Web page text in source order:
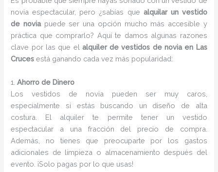
novia espectacular, pero ¿sabías que alquilar un vestido
de noviapuede ser una opción mucho más accesible y
práctica que comprarlo? Aquí te damos algunas razones
clave por las que el alquiler de vestidos de novia en Las
Cruces está ganando cada vez más popularidad:
1.Ahorro de Dinero
Los vestidos de novia pueden ser muy caros,
especialmente si estás buscando un diseño de alta
costura. El alquiler te permite tener un vestido
espectacular a una fracción del precio de compra.
Además, no tienes que preocuparte por los gastos
adicionales de limpieza o almacenamiento después del
evento. ¡Solo pagas por lo que usas!